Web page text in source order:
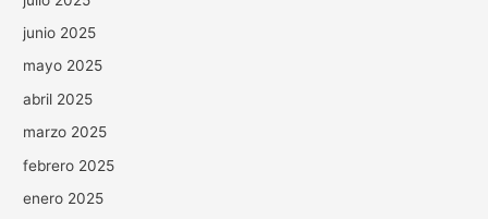
junio 2025
mayo 2025
abril 2025
marzo 2025
febrero 2025
enero 2025